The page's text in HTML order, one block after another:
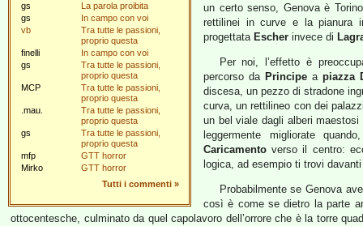
gs
La parola proibita
gs
In campo con voi
vb
Tra tutte le passioni,
proprio questa
finelli
In campo con voi
gs
Tra tutte le passioni,
proprio questa
MCP
Tra tutte le passioni,
proprio questa
.mau.
Tra tutte le passioni,
proprio questa
gs
Tra tutte le passioni,
proprio questa
mfp
GTT horror
Mirko
GTT horror
Tutti i commenti »
un certo senso, Genova è
rettilinei in curve e la pianura
progettata Escher invece di
Per noi, l’effetto è
percorso da Principe apiazza
discesa, un pezzo di stradone
curva, un rettilineo con dei
un bel viale dagli alberi
leggermente migliorate
Caricamento verso il centro:
logica, ad esempio ti trovi
Probabilmente se Genova
così è come se dietro la parte
ottocentesche, culminato da quel capolavoro dell’orrore che è la torre